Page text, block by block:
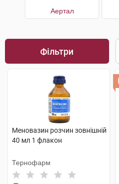
Аертал
Фільтри
Меновазин розчин зовнішній
40 мл 1 флакон
Тернофарм